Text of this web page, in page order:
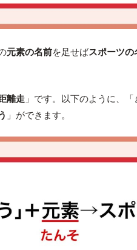
元素の名前を足せばスポーツの
離走 」です。以下のように、
」ができます。